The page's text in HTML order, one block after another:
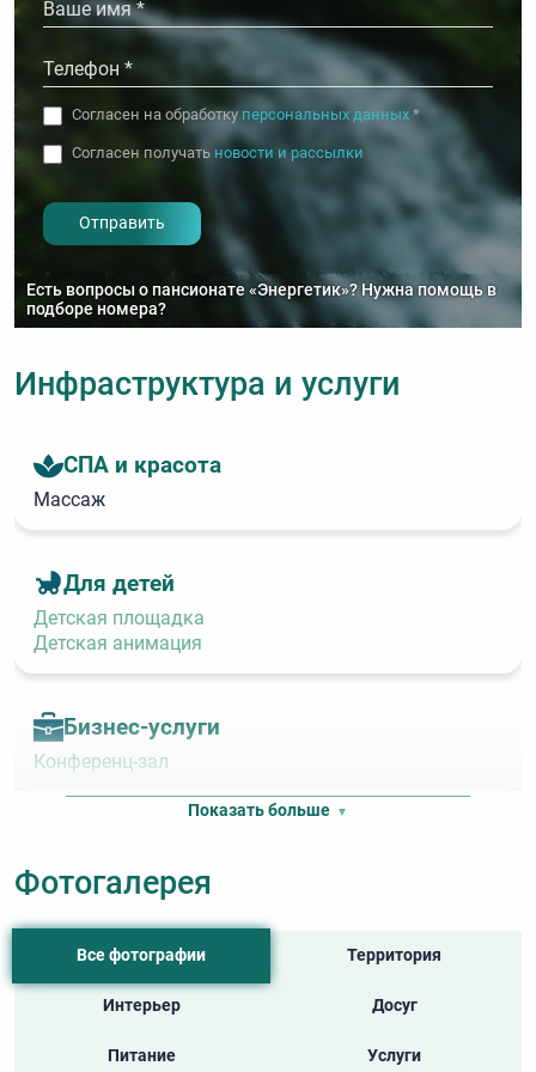
Есть вопросы о пансионате «Энергетик»? Нужна помощь в
подборе номера?
Согласен на обработку персональных данных *
Согласен получать новости и рассылки
Инфраструктура и услуги
СПА и красота
Массаж
Для детей
Детская площадка
Детская анимация
Бизнес‑услуги
Конференц‑зал
Автостоянка
Wi‑Fi в номерах
Wi‑Fi в холле
Прокат пляжного инвентаря
Консьерж
Показать больше
Фотогалерея
Все фотографии Территория
Интерьер Досуг
Питание Услуги